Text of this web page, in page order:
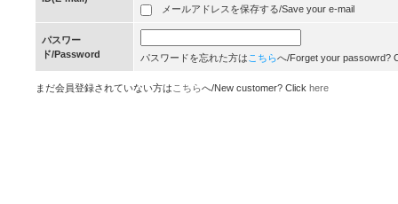
メールアドレスを保存する/Save your e-mail
パスワー
ド/Password
パスワードを忘れた方は こちらへ/Forget your passowrd?
まだ会員登録されていない方は こちらへ/New customer? Click here